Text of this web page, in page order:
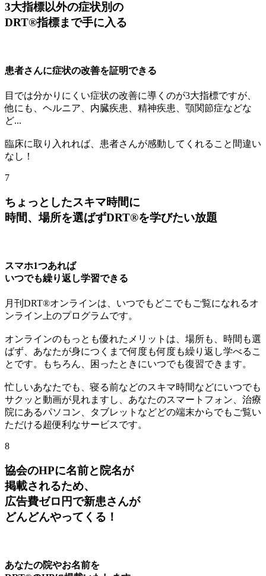
3大指標以外の症状別の
DRT®指標まで手に入る
患者さんに症状の改善を証明できる
目では分かりにくい症状の改善に導くのが3大指標ですが、
他にも、ヘルニア、内臓疾患、精神疾患、顎関節症などな
ど...
臨床に取り入れれば、患者さんが感動してくれること間違い
なし！
7
ちょっとしたスキマ時間に
時間、場所を選ばずDRT®を学びたい放題
スマホ1つあれば
いつでも繰り返し学習できる
月刊DRT®オンラインは、いつでもどこでもご覧になれるオ
ンライン上のプログラムです。
オンラインのもっとも優れたメリットは、場所も、時間も選
ばず、あなたが身につくまで何度も何度も繰り返し学べるこ
とです。もちろん、困ったときにいつでも復習できます。
忙しいあなたでも、寝る前などのスキマ時間などにいつでも
サクッと動画が見れますし、あなたのスマートフォン、治療
院にあるパソコン、タブレットなどどの端末からでもご覧い
ただける超便利なサービスです。
8
協会のHPに名前と院名が
掲載されるため、
広告費ゼロ円で新患さんが
どんどんやってくる！
あなたの院やお名前を